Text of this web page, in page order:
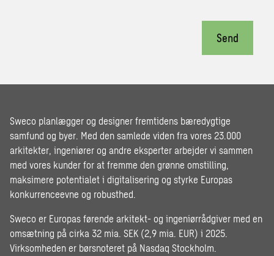
Send
Sweco planlægger og designer fremtidens bæredygtige
samfund og byer. Med den samlede viden fra vores 23.000
arkitekter, ingeniører og andre eksperter arbejder vi sammen
med vores kunder for at fremme den grønne omstilling,
maksimere potentialet i digitalisering og styrke Europas
konkurrenceevne og robusthed.
Sweco er Europas førende arkitekt- og ingeniørrådgiver med en
omsætning på cirka 32 mia. SEK (2,9 mia. EUR) i 2025.
Virksomheden er børsnoteret på Nasdaq Stockholm.